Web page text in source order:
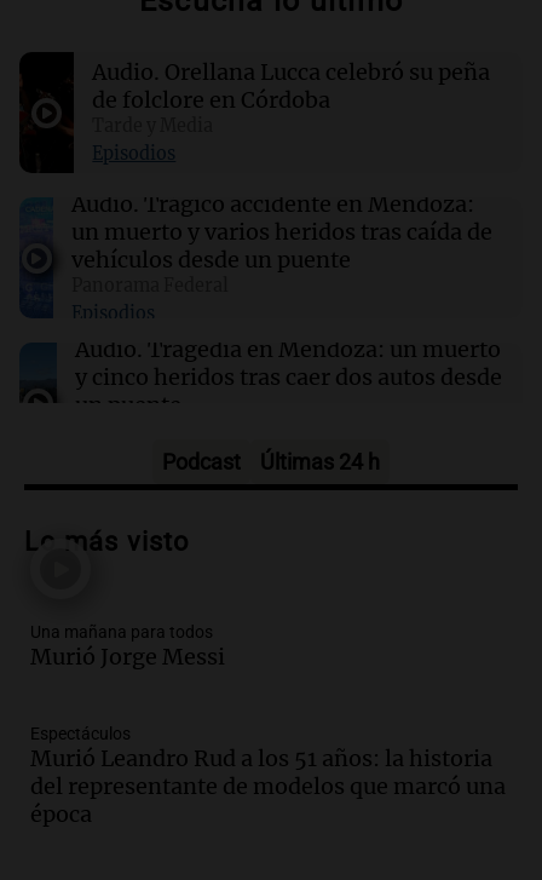
River se mide ante Tigre en un duelo crucial
para el futuro de Coudet
16:55 Mundo
El Senado de EE.UU. aprueba ley para evitar el
cierre del Gobierno federal antes de elecciones
16:54 Mundo
durante una operación conjunta contra el
crimen organizado
Audio. Orellana Lucca celebró su peña
de folclore en Córdoba
Episodios
Audio. Trágico accidente en Mendoza:
un muerto y varios heridos tras caída de
vehículos desde un puente
Episodios
Audio. Tragedia en Mendoza: un muerto
y cinco heridos tras caer dos autos desde
un puente
Audio.Messi llegará esta noche a
tras la muerte de su papá
Audio.Ley de Propiedad Privada: el revés
en el Congreso expuso una debilidad
Una mañana para todos
Episodios
Audio.Casabindo se prepara para una
celebración única: 30.000 turistas y el
Podcast Últimas 24 h
Lo más visto
Una mañana para todos
Murió Jorge Messi
Espectáculos
Murió Leandro Rud a los 51 años: la historia
del representante de modelos que marcó una
época